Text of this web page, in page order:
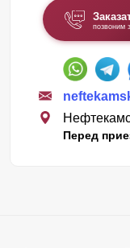
позвоним
Перед